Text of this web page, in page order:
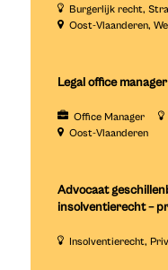
Burgerlijk recht
Oost-Vlaanderen
Legal office
Office Manager
Oost-Vlaanderen
Advocaat
insolventierecht –
Insolventierecht